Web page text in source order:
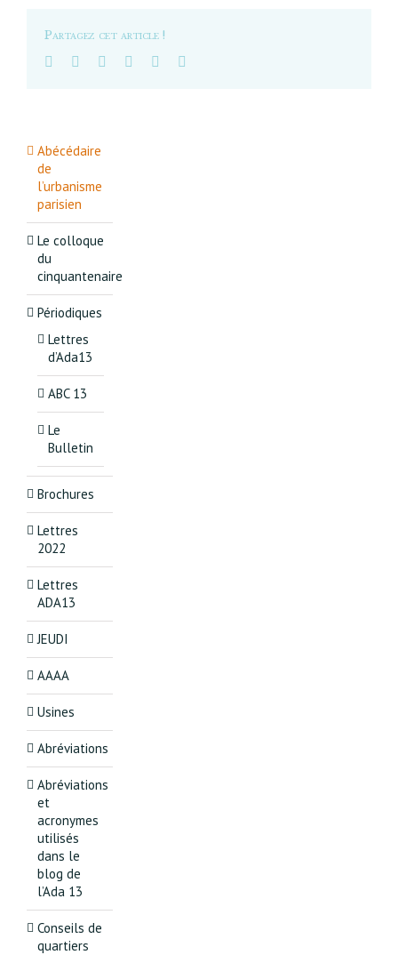
Partagez cet article !
Abécédaire
de
l’urbanisme
parisien
Le colloque
du
cinquantenaire
Périodiques
Lettres
d’Ada13
ABC 13
Le
Bulletin
Brochures
Lettres
2022
Lettres
ADA13
JEUDI
AAAA
Usines
Abréviations
Abréviations
et
acronymes
utilisés
dans le
blog de
l’Ada 13
Conseils de
quartiers